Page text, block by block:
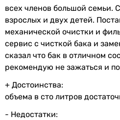
3 шт
1 шт
1 шт
1 шт
1 шт
всех членов большой семьи.
взрослых и двух детей.
механической очистки и
сервис с чисткой бака и
сказал что бак в отличном
рекомендую не зажаться и
+ Достоинства:
объема в сто литров
- Недостатки: